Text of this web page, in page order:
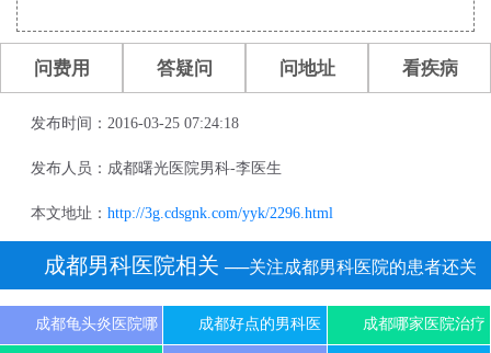
问费用 答疑问 问地址 看疾病
发布时间：2016-03-25 07:24:18
发布人员：成都曙光医院男科-李医生
本文地址： http://3g.cdsgnk.com/yyk/2296.html
成都男科医院相关 ──关注成都男科医院的患者还关
注
成都龟头炎医院哪 成都好点的男科医 成都哪家医院治疗